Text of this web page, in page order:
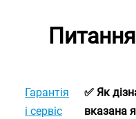
Питання
Гарантія
і сервіс
✅ Як
вказана